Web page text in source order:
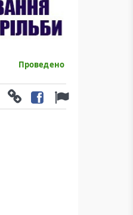
Проведено